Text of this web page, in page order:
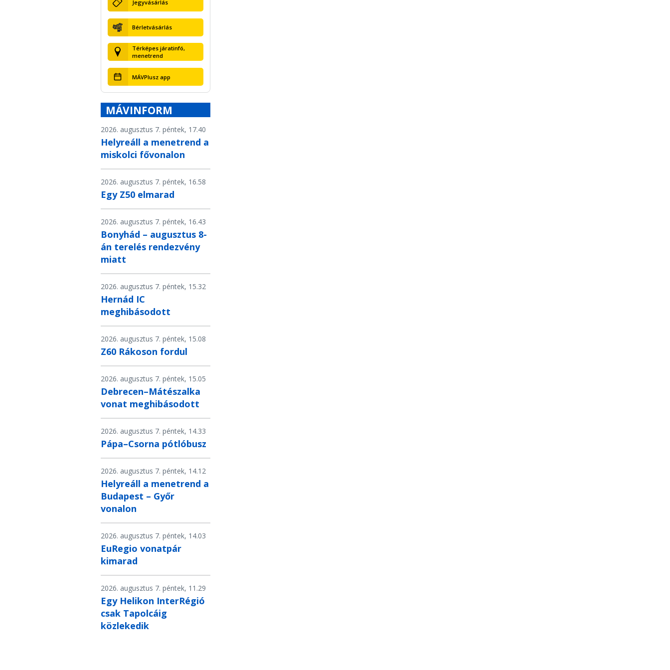
Jegyvásárlás
Bérletvásárlás
Térképes járatinfó,
menetrend
MÁVPlusz app
MÁVINFORM
2026. augusztus 7. péntek, 17.40
Helyreáll a menetrend a
miskolci fővonalon
2026. augusztus 7. péntek, 16.58
Egy Z50 elmarad
2026. augusztus 7. péntek, 16.43
Bonyhád – augusztus 8-
án terelés rendezvény
miatt
2026. augusztus 7. péntek, 15.32
Hernád IC
meghibásodott
2026. augusztus 7. péntek, 15.08
Z60 Rákoson fordul
2026. augusztus 7. péntek, 15.05
Debrecen–Mátészalka
vonat meghibásodott
2026. augusztus 7. péntek, 14.33
Pápa–Csorna pótlóbusz
2026. augusztus 7. péntek, 14.12
Helyreáll a menetrend a
Budapest – Győr
vonalon
2026. augusztus 7. péntek, 14.03
EuRegio vonatpár
kimarad
2026. augusztus 7. péntek, 11.29
Egy Helikon InterRégió
csak Tapolcáig
közlekedik